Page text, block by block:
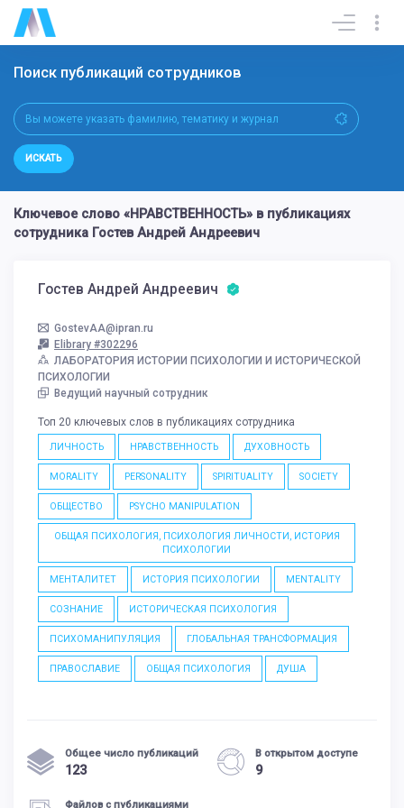
Поиск публикаций сотрудников
ИСКАТЬ
Ключевое слово «НРАВСТВЕННОСТЬ» в публикациях
сотрудника Гостев Андрей Андреевич
Гостев Андрей Андреевич
GostevAA@ipran.ru
Elibrary #302296
ЛАБОРАТОРИЯ ИСТОРИИ ПСИХОЛОГИИ И ИСТОРИЧЕСКОЙ
ПСИХОЛОГИИ
Ведущий научный сотрудник
Топ 20 ключевых слов в публикациях сотрудника
ЛИЧНОСТЬ НРАВСТВЕННОСТЬ ДУХОВНОСТЬ
MORALITY PERSONALITY SPIRITUALITY SOCIETY
ОБЩЕСТВО PSYCHO MANIPULATION
ОБЩАЯ ПСИХОЛОГИЯ, ПСИХОЛОГИЯ ЛИЧНОСТИ, ИСТОРИЯ
ПСИХОЛОГИИ
МЕНТАЛИТЕТ ИСТОРИЯ ПСИХОЛОГИИ MENTALITY
СОЗНАНИЕ ИСТОРИЧЕСКАЯ ПСИХОЛОГИЯ
ПСИХОМАНИПУЛЯЦИЯ ГЛОБАЛЬНАЯ ТРАНСФОРМАЦИЯ
ПРАВОСЛАВИЕ ОБЩАЯ ПСИХОЛОГИЯ ДУША
Общее число публикаций
123
В открытом доступе
9
Файлов с публикациями